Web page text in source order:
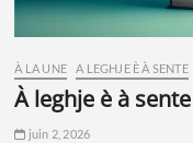
À LA UNE A LEGHJE È À SENTE
à leghje è à sente
juin 2, 2026